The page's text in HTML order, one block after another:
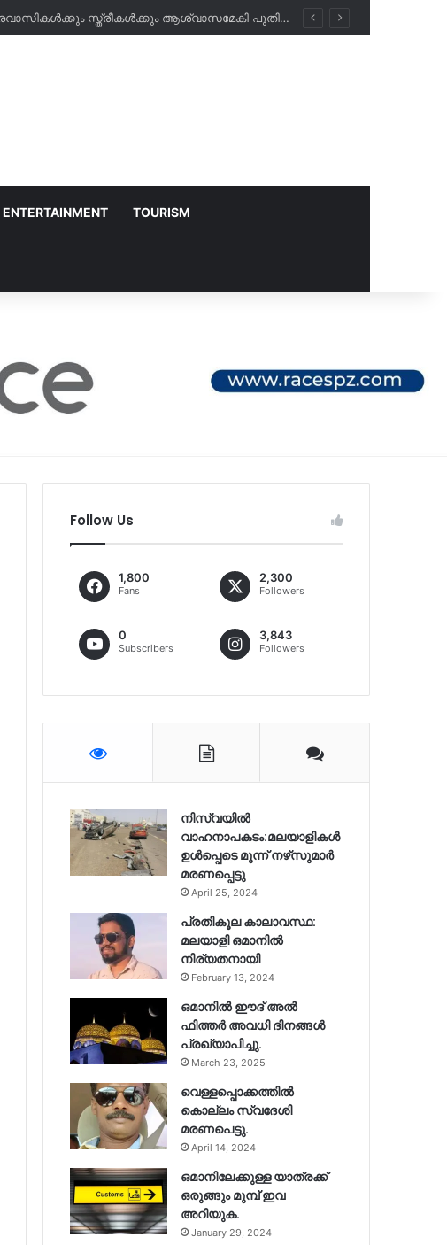
അബീർ ഹോസ്പിറ്റലിൽ രാത്രികാല പരിശോധനകൾ ഇനി സൗജന്യം; പ്രവാസികൾക്കും സ്ത്രീകൾക്കും ആശ്വാസമേകി പുതിയ പദ്ധതി!
ENTERTAINMENT TOURISM
Follow Us
1,800
Fans
2,300
Followers
0
Subscribers
3,843
Followers
നിസ്‌വയിൽ
വാഹനാപകടം:മലയാളികള്‍
ഉള്‍പ്പെടെ മൂന്ന് നഴ്‌സുമാര്‍
മരണപ്പെട്ടു
April 25, 2024
പ്രതികൂല കാലാവസ്ഥ:
മലയാളി ഒമാനിൽ
നിര്യതനായി
February 13, 2024
ഒമാനിൽ ഈദ് അൽ
ഫിത്തർ അവധി ദിനങ്ങൾ
പ്രഖ്യാപിച്ചു.
March 23, 2025
വെള്ളപ്പൊക്കത്തിൽ
കൊല്ലം സ്വദേശി
മരണപെട്ടു.
April 14, 2024
ഒമാനിലേക്കുള്ള യാത്രക്ക്
ഒരുങ്ങും മുമ്പ് ഇവ
അറിയുക.
January 29, 2024